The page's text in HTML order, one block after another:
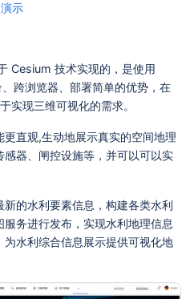
示
Cesium 技术实现的，是使用
跨浏览器、部署简单的优势，在
实现三维可视化的需求。
直观,生动地展示真实的空间地理
器、闸控设施等，并可以可以实
的水利要素信息，构建各类水利
务进行发布，实现水利地理信息
水利综合信息展示提供可视化地